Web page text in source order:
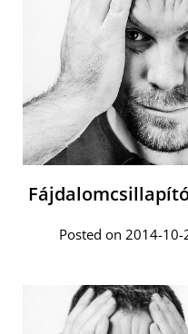
Posted on 2014-10-